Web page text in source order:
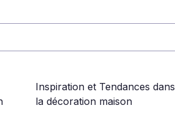
Inspiration et Tendances dans
la décoration maison